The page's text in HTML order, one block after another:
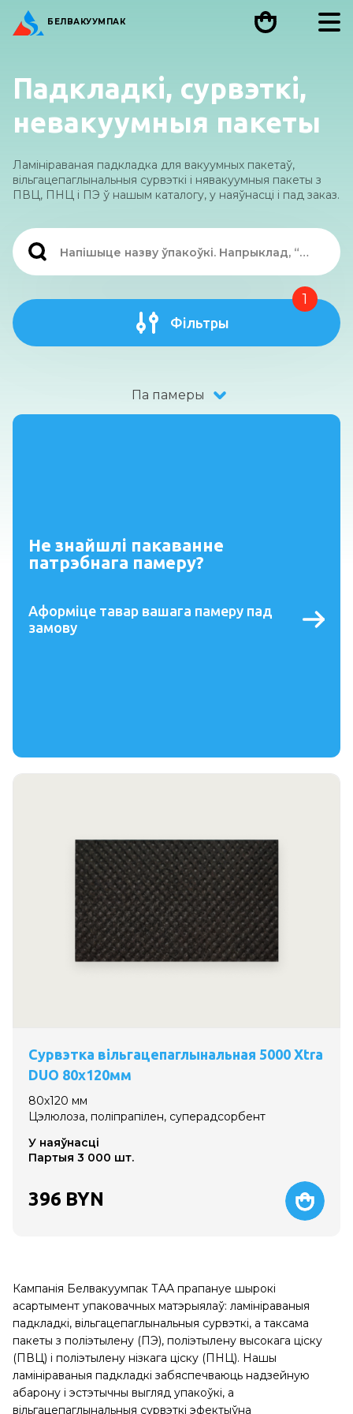
БЕЛВАКУУМПАК
Падкладкі, сурвэткі,
невакуумныя пакеты
Ламініраваная падкладка для вакуумных пакетаў,
вільгацепаглынальныя сурвэткі і нявакуумныя пакеты з
ПВЦ, ПНЦ і ПЭ ў нашым каталогу, у наяўнасці і пад заказ.
Фільтры
1
Па памеры
Не знайшлі пакаванне
патрэбнага памеру?
Аформіце тавар вашага памеру пад
замову
Сурвэтка вільгацепаглынальная 5000 Xtra
DUO 80х120мм
80х120 мм
Цэлюлоза, поліпрапілен, суперадсорбент
У наяўнасці
Партыя 3 000 шт.
396 BYN
Кампанія Белвакуумпак ТАА прапануе шырокі
асартымент упаковачных матэрыялаў: ламініраваныя
падкладкі, вільгацепаглынальныя сурвэткі, а таксама
пакеты з поліэтылену (ПЭ), поліэтылену высокага ціску
(ПВЦ) і поліэтылену нізкага ціску (ПНЦ). Нашы
ламініраваныя падкладкі забяспечваюць надзейную
абарону і эстэтычны выгляд упакоўкі, а
вільгацепаглынальныя сурвэткі эфектыўна